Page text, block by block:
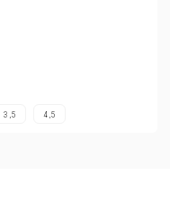
3,5 4,5